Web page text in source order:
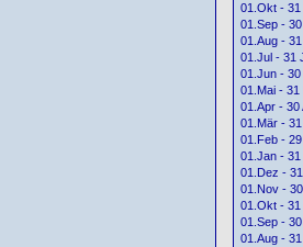
01.Okt -
01.Sep -
01.Aug -
01.Jul - 31
01.Jun -
01.Mai - 31
01.Apr - 30
01.Mär -
01.Feb -
01.Jan -
01.Dez -
01.Nov -
01.Okt -
01.Sep -
01.Aug -